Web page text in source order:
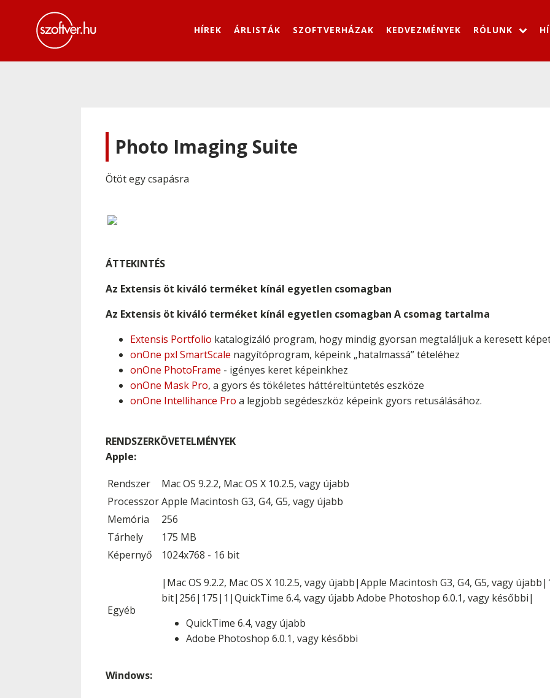
HÍREK ÁRLISTÁK SZOFTVERHÁZAK KEDVEZMÉNYEK RÓLUNK
Photo Imaging Suite
Ötöt egy csapásra
ÁTTEKINTÉS
Az Extensis öt kiváló terméket kínál egyetlen csomagban
Az Extensis öt kiváló terméket kínál egyetlen csomagban A csomag tartalma
Extensis Portfolio katalogizáló program, hogy mindig gyorsan megtaláljuk a keresett
onOne pxl SmartScale nagyítóprogram, képeink „hatalmassá” tételéhez
onOne PhotoFrame - igényes keret képeinkhez
onOne Mask Pro, a gyors és tökéletes háttéreltüntetés eszköze
onOne Intellihance Pro a legjobb segédeszköz képeink gyors retusálásához.
RENDSZERKÖVETELMÉNYEK
Apple:
Rendszer
Mac OS 9.2.2, Mac OS X 10.2.5, vagy újabb
ProcesszorApple Macintosh G3, G4, G5, vagy újabb
Memória
256
Tárhely
175 MB
Képernyő
1024x768 - 16 bit
Egyéb
|Mac OS 9.2.2, Mac OS X 10.2.5, vagy újabb|Apple Macintosh G3, G4, G5, vagy
bit|256|175|1|QuickTime 6.4, vagy újabb Adobe Photoshop 6.0.1, vagy későbbi|
QuickTime 6.4, vagy újabb
Adobe Photoshop 6.0.1, vagy későbbi
Windows: